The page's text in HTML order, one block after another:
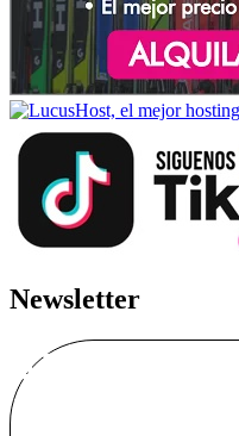
Newsletter
Alta